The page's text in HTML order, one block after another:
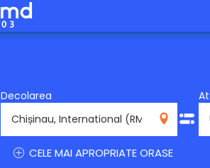
Decolarea
RMO
CELE MAI APROPRIATE ORASE